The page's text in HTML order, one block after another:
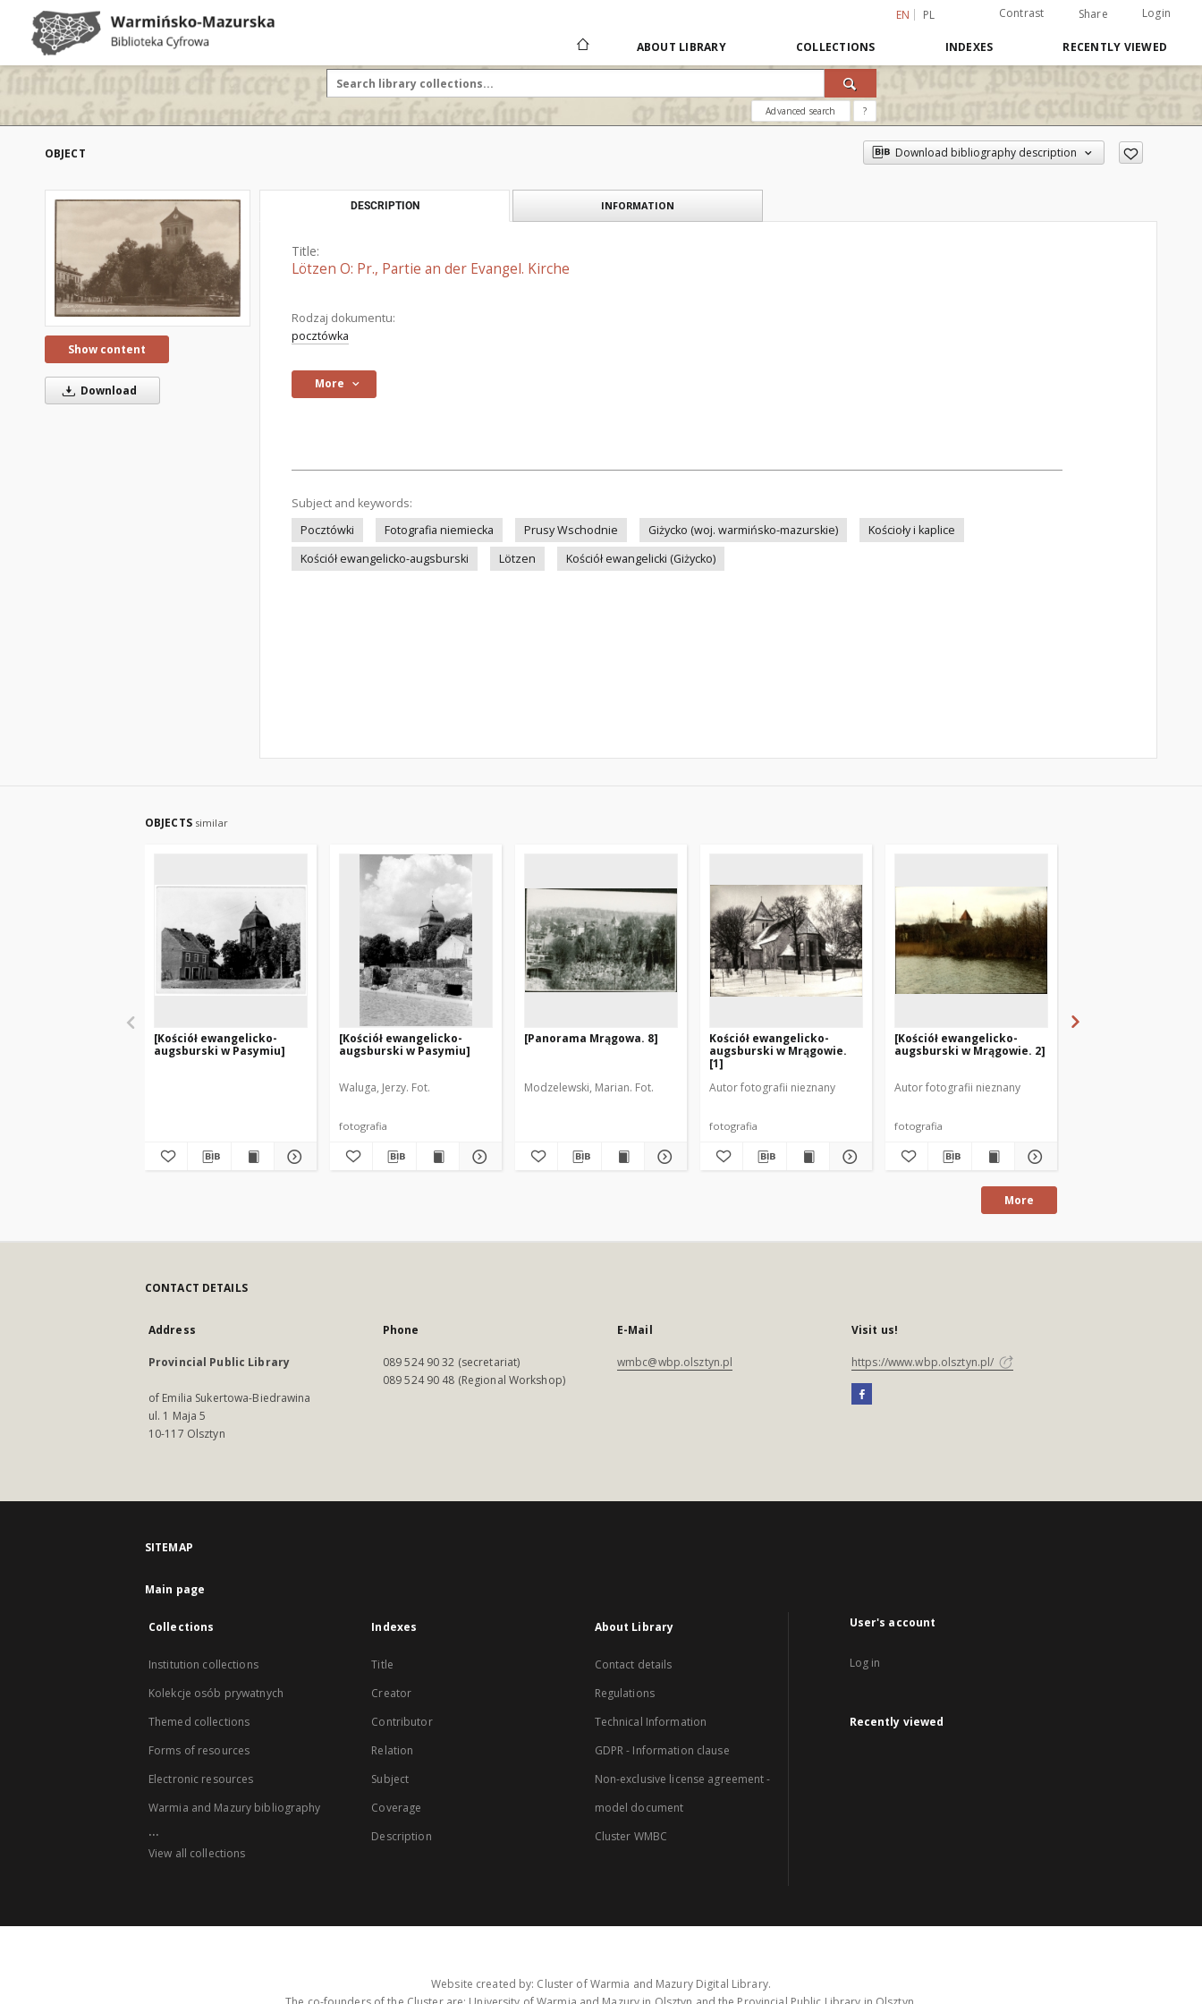
EN PL Contrast Share Login
ABOUT LIBRARY COLLECTIONS INDEXES RECENTLY VIEWED
Advanced search ?
OBJECT Download bibliography description
Show content
Download
DESCRIPTION INFORMATION
Title:
Lötzen O: Pr., Partie an der Evangel. Kirche
Rodzaj dokumentu:
pocztówka
More
Subject and keywords:
Pocztówki
Fotografia niemiecka Prusy Wschodnie Giżycko (woj. warmińsko-mazurskie)
Kościoły i kaplice
Kościół ewangelicko-augsburski
Lötzen Kościół ewangelicki (Giżycko)
OBJECTS similar
[Kościół ewangelicko-
augsburski w Pasymiu]
[Kościół ewangelicko-
augsburski w Pasymiu]
Waluga, Jerzy. Fot.
fotografia
[Panorama Mrągowa. 8]
Modzelewski, Marian. Fot.
Kościół ewangelicko-
augsburski w Mrągowie.
[1]
Autor fotografii nieznany
fotografia
[Kościół ewangelicko-
augsburski w Mrągowie. 2]
Autor fotografii nieznany
fotografia
More
CONTACT DETAILS
Address
Provincial Public Library
of Emilia Sukertowa-Biedrawina
ul. 1 Maja 5
10-117 Olsztyn
Phone
089 524 90 32 (secretariat)
089 524 90 48 (Regional Workshop)
E-Mail
wmbc@wbp.olsztyn.pl
Visit us!
https://www.wbp.olsztyn.pl/
SITEMAP
Main page
Collections
Institution collections
Kolekcje osób prywatnych
Themed collections
Forms of resources
Electronic resources
Warmia and Mazury bibliography
...
View all collections
Indexes
Title
Creator
Contributor
Relation
Subject
Coverage
Description
About Library
Contact details
Regulations
Technical Information
GDPR - Information clause
Non-exclusive license agreement -
model document
Cluster WMBC
User's account
Log in
Recently viewed
Website created by: Cluster of Warmia and Mazury Digital Library.